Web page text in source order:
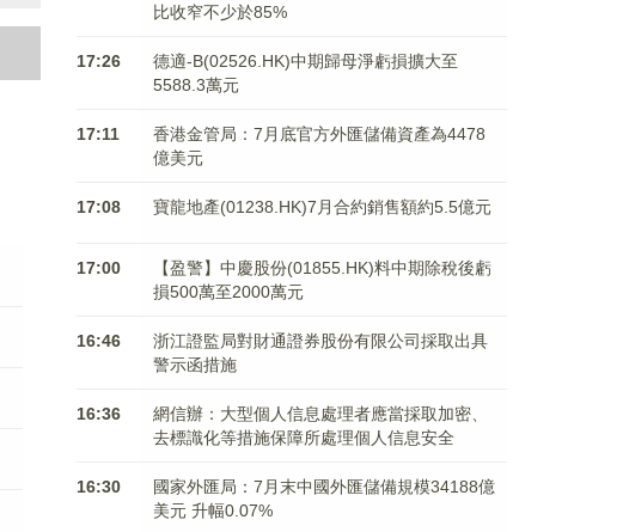
比收窄不少於85%
17:26
德適-B(02526.HK)中期歸母淨虧損擴大至
5588.3萬元
17:11
香港金管局：7月底官方外匯儲備資產為4478
億美元
17:08 寶龍地產(01238.HK)7月合約銷售額約5.5億元
17:00
【盈警】中慶股份(01855.HK)料中期除稅後虧
損500萬至2000萬元
16:46
浙江證監局對財通證券股份有限公司採取出具
警示函措施
16:36
網信辦：大型個人信息處理者應當採取加密、
去標識化等措施保障所處理個人信息安全
16:30
國家外匯局：7月末中國外匯儲備規模34188億
美元 升幅0.07%